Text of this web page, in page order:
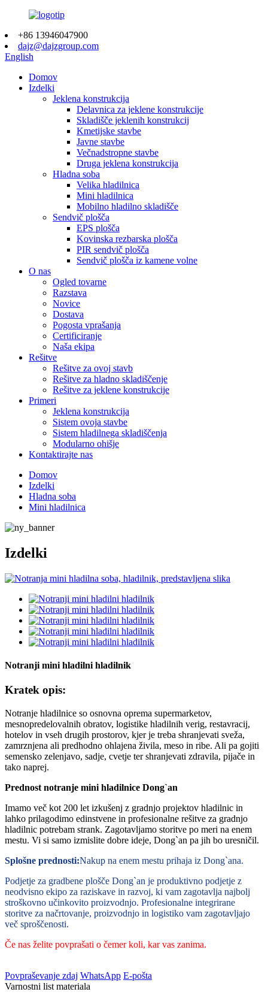
+86 13946047900
dajz@dajzgroup.com
English
Domov
Izdelki
Jeklena konstrukcija
Delavnica za jeklene konstrukcije
Skladišče jeklenih konstrukcij
Kmetijske stavbe
Javne stavbe
Večnadstropne stavbe
Druga jeklena konstrukcija
Hladna soba
Velika hladilnica
Mini hladilnica
Mobilno hladilno skladišče
Sendvič plošča
EPS plošča
Kovinska rezbarska plošča
PIR sendvič plošča
Sendvič plošča iz kamene volne
O nas
Ogled tovarne
Razstava
Novice
Dostava
Pogosta vprašanja
Certificiranje
Naša ekipa
Rešitve
Rešitve za ovoj stavb
Rešitve za hladno skladiščenje
Rešitve za jeklene konstrukcije
Primeri
Jeklena konstrukcija
Sistem ovoja stavbe
Sistem hladilnega skladiščenja
Modularno ohišje
Kontaktirajte nas
Domov
Izdelki
Hladna soba
Mini hladilnica
Izdelki
Notranji mini hladilni hladilnik
Kratek opis:
Notranje hladilnice so osnovna oprema supermarketov,
mesnopredelovalnih obratov, logistike hladilnih verig, restavracij,
hotelov in vseh drugih prostorov, kjer je treba shranjevati sveža,
zamrznjena ali predhodno ohlajena živila, meso in ribe. Ali pa gojiti
semensko zelenjavo, sadje, cvetje ter shranjevati zdravila, pijače in
tako naprej.
Prednost notranje mini hladilnice Dong`an
Imamo več kot 200 let izkušenj z gradnjo projektov hladilnic in
lahko prilagodimo edinstvene in profesionalne rešitve za gradnjo
hladilnic potrebam strank. Zagotavljamo storitve po meri na enem
mestu. Vi si samo izmislite dobre ideje, Dong`an pa jih bo uresničil.
Splošne prednosti:Nakup na enem mestu prihaja iz Dong`ana.
Podjetje za gradbene plošče Dong`an je produktivno podjetje z
neodvisno ekipo za raziskave in razvoj, ki vam zagotavlja najbolj
stroškovno učinkovito proizvodnjo. Profesionalne integrirane
storitve za načrtovanje, proizvodnjo in logistiko vam zagotavljajo
več sproščenosti.
Če nas želite povprašati o čemer koli, kar vas zanima.
Povpraševanje zdaj WhatsApp E-pošta
Varnostni list materiala